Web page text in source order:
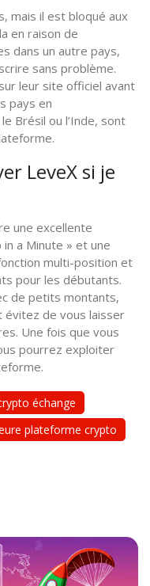
mais il est bloqué aux
en raison de
dans un autre pays,
sans problème.
leur site officiel avant
pays en
Brésil ou l’Inde, sont
LeveX si je
une excellente
a Minute » et une
multi-position et
pour les débutants.
de petits montants,
évitez de vous laisser
Une fois que vous
pourrez exploiter
échange
plateforme crypto